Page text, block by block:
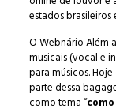
estados brasileiros
O Webnário Além
musicais (vocal e
para músicos.
parte dessa
como tema “